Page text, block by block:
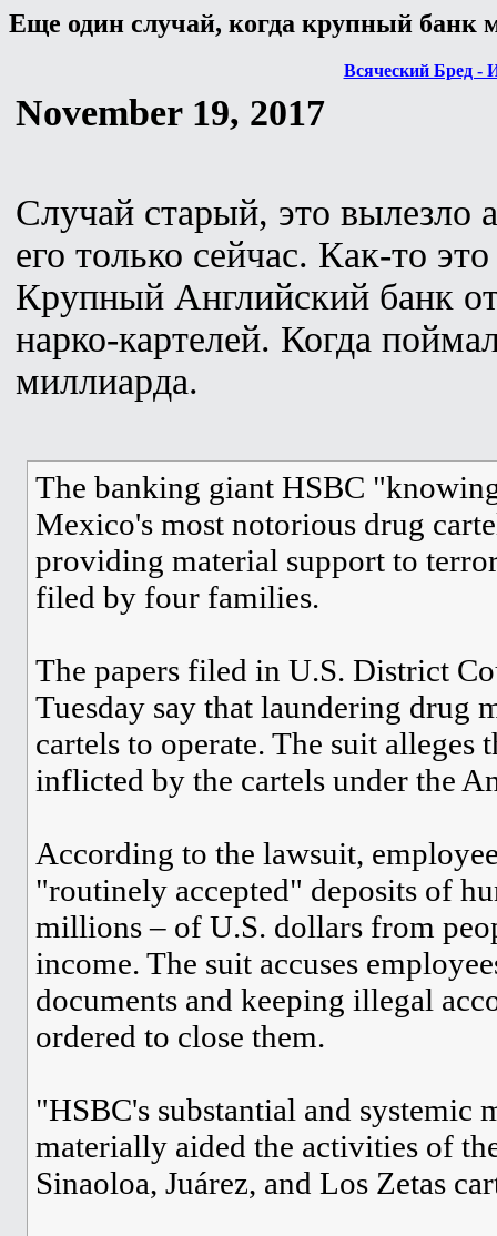
Еще один случай, когда крупный банк
Всяческий Бред -
November 19, 2017
Случай старый, это вылезло
его только сейчас. Как-то
Крупный Английский банк
нарко-картелей. Когда
миллиарда.
The banking giant HSBC
Mexico's most notorious drug
providing material support to
filed by four families.
The papers filed in U.S. District
Tuesday say that laundering drug
cartels to operate. The suit alleges
inflicted by the cartels under the
According to the lawsuit,
"routinely accepted" deposits of
millions – of U.S. dollars from
income. The suit accuses
documents and keeping illegal
ordered to close them.
"HSBC's substantial and systemic
materially aided the activities of
Sinaoloa, Juárez, and Los Zetas